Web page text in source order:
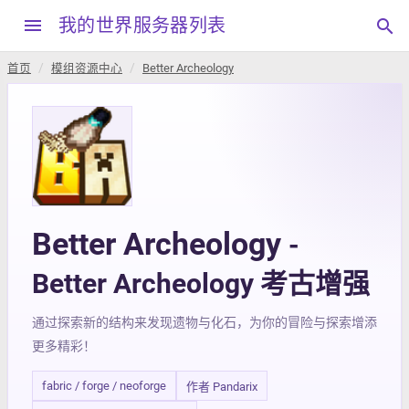
menu 我的世界服务器列表 search
首页 模组资源中心 Better Archeology
Better Archeology -
Better Archeology 考古增强
通过探索新的结构来发现遗物与化石，为你的冒险与探索增添
更多精彩！
fabric / forge / neoforge 作者 Pandarix